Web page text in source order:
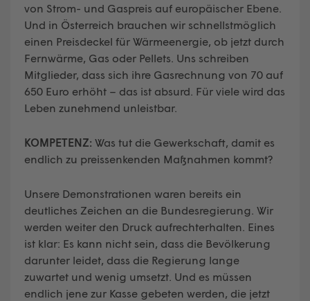
von Strom- und Gaspreis auf europäischer Ebene.
Und in Österreich brauchen wir schnellstmöglich
einen Preisdeckel für Wärmeenergie, ob jetzt durch
Fernwärme, Gas oder Pellets. Uns schreiben
Mitglieder, dass sich ihre Gasrechnung von 70 auf
650 Euro erhöht – das ist absurd. Für viele wird das
Leben zunehmend unleistbar.
KOMPETENZ: Was tut die Gewerkschaft, damit es
endlich zu preissenkenden Maßnahmen kommt?
Unsere Demonstrationen waren bereits ein
deutliches Zeichen an die Bundesregierung. Wir
werden weiter den Druck aufrechterhalten. Eines
ist klar: Es kann nicht sein, dass die Bevölkerung
darunter leidet, dass die Regierung lange
zuwartet und wenig umsetzt. Und es müssen
endlich jene zur Kasse gebeten werden, die jetzt